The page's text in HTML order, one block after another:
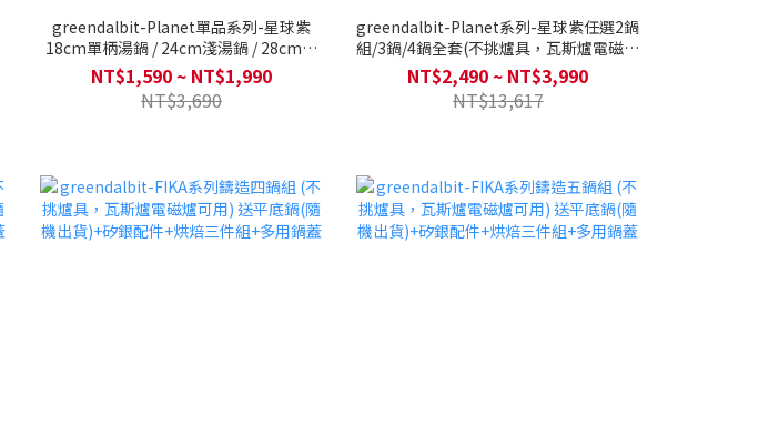
greendalbit-Planet單品系列-星球紫
18cm單柄湯鍋 / 24cm淺湯鍋 / 28cm平
底鍋 / 28cm炒鍋 (電磁底/不挑爐具，瓦
斯爐電磁爐可用)
NT$1,590 ~ NT$1,990
NT$3,690
greendalbit-Planet系列-星球紫任選2鍋
組/3鍋/4鍋全套(不挑爐具，瓦斯爐電磁爐
可用)送矽銀鍋鏟+湯勺+漏勺
NT$2,490 ~ NT$3,990
NT$13,617